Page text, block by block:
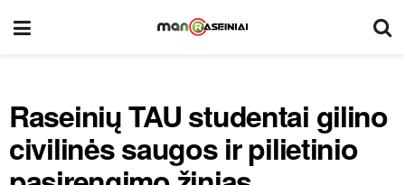
Raseinių TAU studentai gilino
civilinės saugos ir pilietinio